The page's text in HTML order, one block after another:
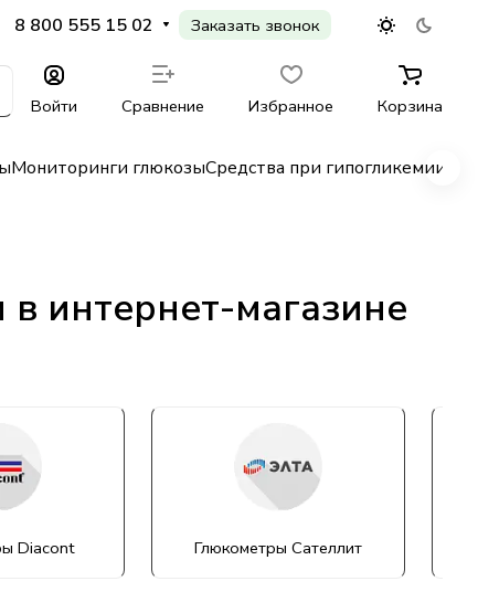
8 800 555 15 02 Заказать звонок
Войти Сравнение Избранное Корзина
Мониторинги глюкозыСредства при гипогликемии
интернет-магазине
Diacont Глюкометры Сателлит